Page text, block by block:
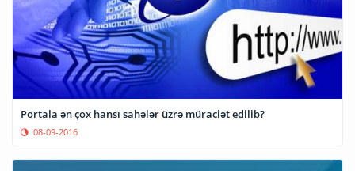
Portala ən çox hansı sahələr üzrə müraciət edilib?
08-09-2016